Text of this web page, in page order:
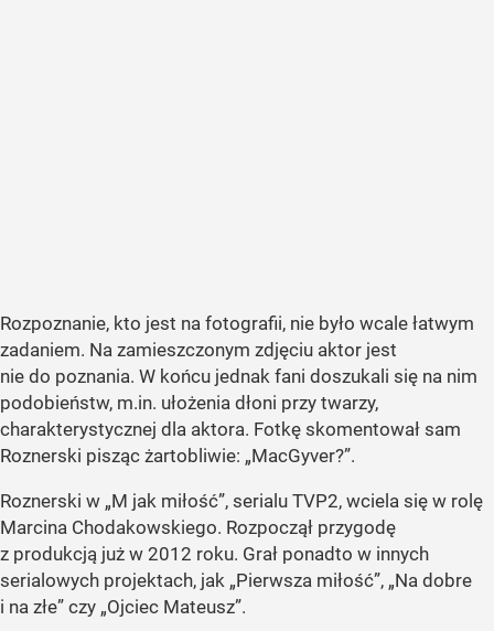
Rozpoznanie, kto jest na fotografii, nie było wcale łatwym
zadaniem. Na zamieszczonym zdjęciu aktor jest
nie do poznania. W końcu jednak fani doszukali się na nim
podobieństw, m.in. ułożenia dłoni przy twarzy,
charakterystycznej dla aktora. Fotkę skomentował sam
Roznerski pisząc żartobliwie: „MacGyver?”.
Roznerski w „M jak miłość”, serialu TVP2, wciela się w rolę
Marcina Chodakowskiego. Rozpoczął przygodę
z produkcją już w 2012 roku. Grał ponadto w innych
serialowych projektach, jak „Pierwsza miłość”, „Na dobre
i na złe” czy „Ojciec Mateusz”.